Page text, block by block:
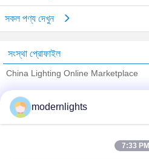
সকল পণ্য দেখুন
সংস্থা প্রোফাইল
China Lighting Online Marketplace
Trust Seal
Verified Suplier
modernlights
7:33 PM